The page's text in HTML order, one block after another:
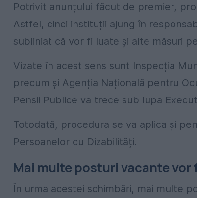
Potrivit anunțului făcut de premier,
Astfel, cinci instituții ajung în
subliniat că vor fi luate și alte măsuri
Vizate în acest sens sunt Inspecția
precum și Agenția Națională pentru
Pensii Publice va trece sub lupa
Totodată, procedura se va aplica și
Persoanelor cu Dizabilități.
Mai multe posturi vacante
În urma acestei schimbări, mai multe